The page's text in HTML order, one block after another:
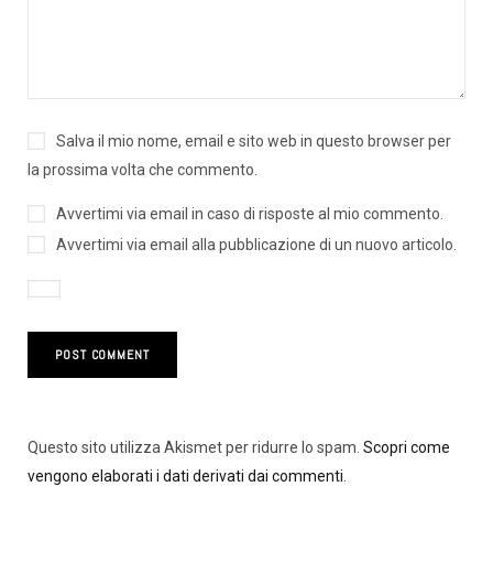
Salva il mio nome, email e sito web in questo browser per
la prossima volta che commento.
Avvertimi via email in caso di risposte al mio commento.
Avvertimi via email alla pubblicazione di un nuovo articolo.
Questo sito utilizza Akismet per ridurre lo spam. Scopri come
vengono elaborati i dati derivati dai commenti